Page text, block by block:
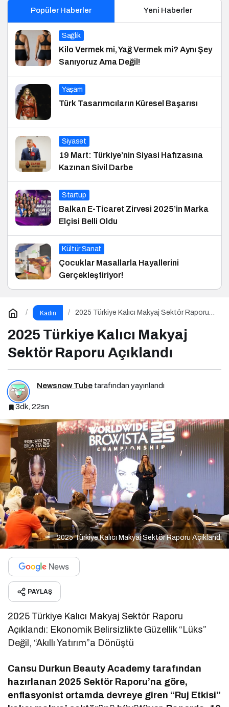
Popüler Haberler Yeni Haberler
Sağlık
Kilo Vermek mi, Yağ Vermek mi? Aynı Şey
Sanıyoruz Ama Değil!
Yaşam
Türk Tasarımcıların Küresel Başarısı
Siyaset
19 Mart: Türkiye’nin Siyasi Hafızasına
Kazınan Sivil Darbe
Startup
Balkan E-Ticaret Zirvesi 2025’in Marka
Elçisi Belli Oldu
Kültür Sanat
Çocuklar Masallarla Hayallerini
Gerçekleştiriyor!
Kadın
2025 Türkiye Kalıcı Makyaj Sektör Raporu
2025 Türkiye Kalıcı Makyaj
Sektör Raporu Açıklandı
Newsnow Tube tarafından yayınlandı
3dk, 22sn
2025 Türkiye Kalıcı Makyaj Sektör Raporu Açıklandı
PAYLAŞ
2025 Türkiye Kalıcı Makyaj Sektör Raporu
Açıklandı: Ekonomik Belirsizlikte Güzellik “Lüks”
Değil, “Akıllı Yatırım”a Dönüştü
Cansu Durkun Beauty Academy tarafından
hazırlanan 2025 Sektör Raporu’na göre,
enflasyonist ortamda devreye giren “Ruj Etkisi”